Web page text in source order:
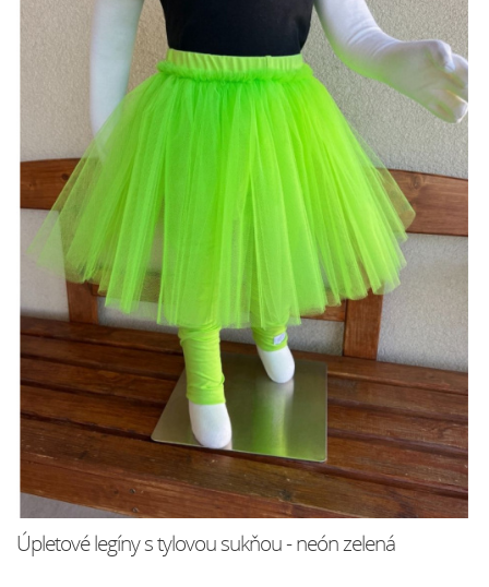
Úpletové legíny s tylovou sukňou - neón zelená